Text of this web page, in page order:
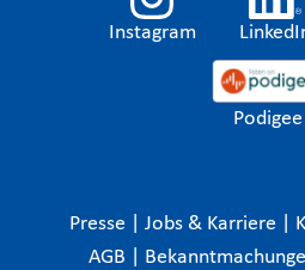
Instagram
Podigee
Presse Jobs & Karriere
AGB